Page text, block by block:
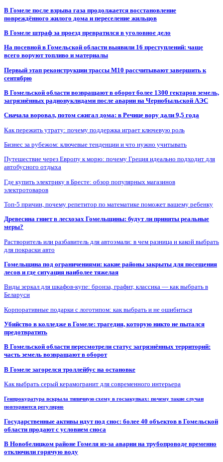
В Гомеле после взрыва газа продолжается восстановление
повреждённого жилого дома и переселение жильцов
В Гомеле штраф за проезд превратился в уголовное дело
На посевной в Гомельской области выявили 16 преступлений: чаще
всего воруют топливо и материалы
Первый этап реконструкции трассы М10 рассчитывают завершить к
сентябрю
В Гомельской области возвращают в оборот более 1300 гектаров земель,
загрязнённых радионуклидами после аварии на Чернобыльской АЭС
Сначала воровал, потом сжигал дома: в Речице вору дали 9,5 года
Как пережить утрату: почему поддержка играет ключевую роль
Бизнес за рубежом: ключевые тенденции и что нужно учитывать
Путешествие через Европу к морю: почему Греция идеально подходит для
автобусного отдыха
Где купить электрику в Бресте: обзор популярных магазинов
электротоваров
Топ-5 причин, почему репетитор по математике поможет вашему ребенку
Древесина гниет в лесхозах Гомельщины: будут ли приняты реальные
меры?
Растворитель или разбавитель для автоэмали: в чем разница и какой выбрать
для покраски авто
Гомельщина под ограничениями: какие районы закрыты для посещения
лесов и где ситуация наиболее тяжелая
Виды зеркал для шкафов-купе: бронза, графит, классика — как выбрать в
Беларуси
Корпоративные подарки с логотипом: как выбрать и не ошибиться
Убийство в колледже в Гомеле: трагедия, которую никто не пытался
предотвратить
В Гомельской области пересмотрели статус загрязнённых территорий:
часть земель возвращают в оборот
В Гомеле загорелся троллейбус на остановке
Как выбрать серый керамогранит для современного интерьера
Генпрокуратура вскрыла типичную схему в госзакупках: почему такие случаи
повторяются регулярно
Государственные активы идут под снос: более 40 объектов в Гомельской
области продают с условием сноса
В Новобелицком районе Гомеля из-за аварии на трубопроводе временно
отключили горячую воду